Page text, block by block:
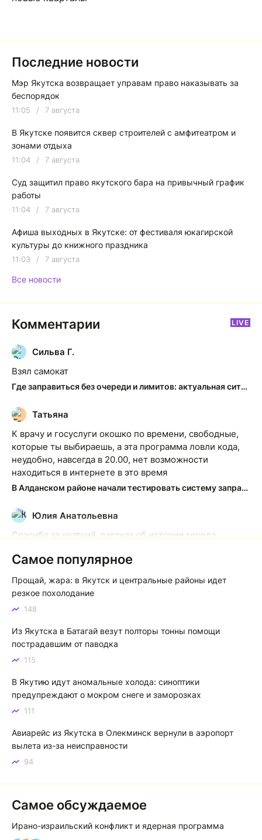
Последние новости
Мэр Якутска возвращает управам право наказывать за
беспорядок
11:05 / 7 августа
В Якутске появится сквер строителей с амфитеатром и
зонами отдыха
11:04 / 7 августа
Суд защитил право якутского бара на привычный график
работы
11:04 / 7 августа
Афиша выходных в Якутске: от фестиваля юкагирской
культуры до книжного праздника
11:03 / 7 августа
Все новости
Комментарии LIVE
С
Сильва Г.
Взял самокат
Где заправиться без очереди и лимитов: актуальная ситуация на АЗС Якутска
Т
Татьяна
К врачу и госуслуги окошко по времени, свободные,
которые ты выбираешь, а эта программа ловли кода,
неудобно, навсегда в 20.00, нет возможности
находиться в интернете в это время
В Алданском районе начали тестировать систему заправки по QR-кодам
Ю
Юлия Анатольевна
Спасибо за краткий, рассказ об история города
Якутск сквозь века: от острога до столицы республики
К
Котя злой
Зной в Сибири, тем более в Якутске. Никакой это не
тем более говорить не приходиться. Не зря даже в
песнях поют…
Самое популярное
Прощай, жара: в Якутск и центральные районы идет
резкое похолодание
148
Из Якутска в Батагай везут полторы тонны помощи
пострадавшим от паводка
115
В Якутию идут аномальные холода: синоптики
предупреждают о мокром снеге и заморозках
111
Авиарейс из Якутска в Олекминск вернули в аэропорт
вылета из-за неисправности
94
Самое обсуждаемое
Ирано-израильский конфликт и ядерная программа